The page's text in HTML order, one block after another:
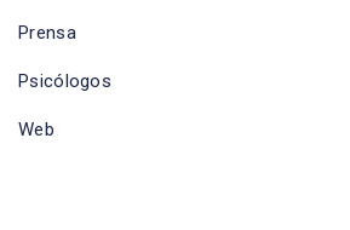
Prensa
Psicólogos
Web